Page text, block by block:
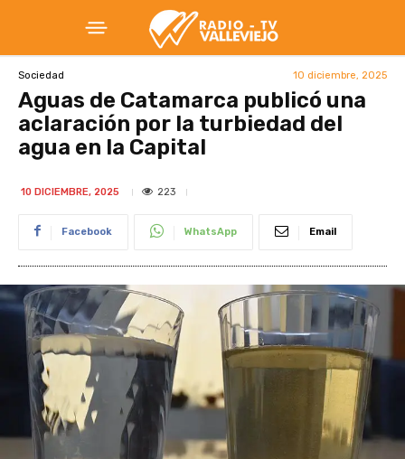
Sociedad 10 diciembre, 2025
Aguas de Catamarca publicó una
aclaración por la turbiedad del
agua en la Capital
10 DICIEMBRE, 2025 223
Facebook WhatsApp Email